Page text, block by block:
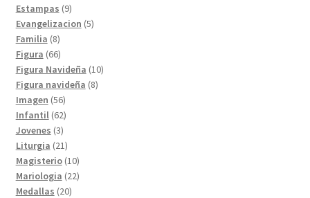
Estampas 99
productos
Evangelizacion 55
Familia 88
productos
Figura 6666
productos
Figura Navideña 1010
Figura navideña 88
Imagen 5656
productos
Infantil 6262
productos
Jovenes 33
productos
Liturgia 2121
productos
Magisterio 1010
productos
Mariologia 2222
Medallas 2020